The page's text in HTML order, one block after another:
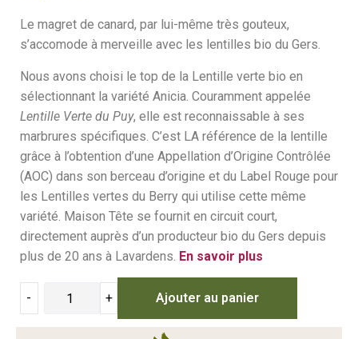
Le magret de canard, par lui-même très gouteux,
s’accomode à merveille avec les lentilles bio du Gers.
Nous avons choisi le top de la Lentille verte bio en
sélectionnant la variété Anicia. Couramment appelée
Lentille Verte du Puy, elle est reconnaissable à ses
marbrures spécifiques. C’est LA référence de la lentille
grâce à l’obtention d’une Appellation d’Origine Contrôlée
(AOC) dans son berceau d’origine et du Label Rouge pour
les Lentilles vertes du Berry qui utilise cette même
variété. Maison Tête se fournit en circuit court,
directement auprès d’un producteur bio du Gers depuis
plus de 20 ans à Lavardens. En savoir plus
- + Ajouter au panier